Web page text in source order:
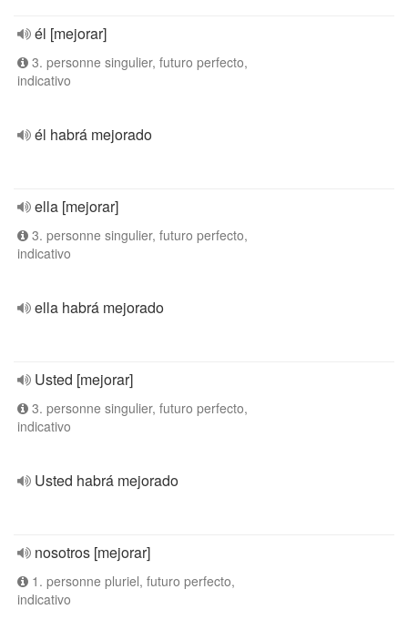
él [mejorar]
3. personne singulier, futuro perfecto,
indicativo
él habrá mejorado
ella [mejorar]
3. personne singulier, futuro perfecto,
indicativo
ella habrá mejorado
Usted [mejorar]
3. personne singulier, futuro perfecto,
indicativo
Usted habrá mejorado
nosotros [mejorar]
1. personne pluriel, futuro perfecto,
indicativo